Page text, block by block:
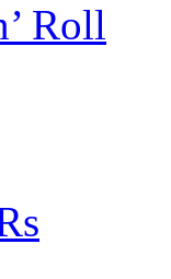
Roll